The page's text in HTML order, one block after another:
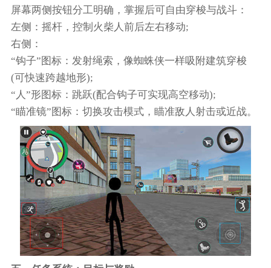
屏幕两侧按钮分工明确，掌握后可自由穿梭与战斗：
左侧：摇杆，控制火柴人前后左右移动;
右侧：
“钩子”图标：发射绳索，像蜘蛛侠一样吸附建筑穿梭
(可快速跨越地形);
“人”形图标：跳跃(配合钩子可实现高空移动);
“瞄准镜”图标：切换攻击模式，瞄准敌人射击或近战。